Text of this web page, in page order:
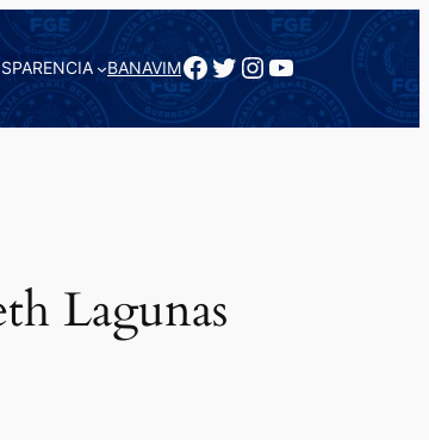
BANAVIMFacebook
Twitter
Instagram
YouTube
Lagunas